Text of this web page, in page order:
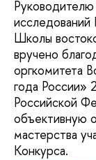
Школы
вручено
оргкомитета
года России»
Российской
объективную
мастерства
Конкурса.